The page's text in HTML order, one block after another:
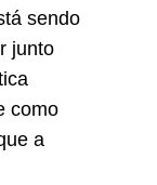
sendo
junto
como
a